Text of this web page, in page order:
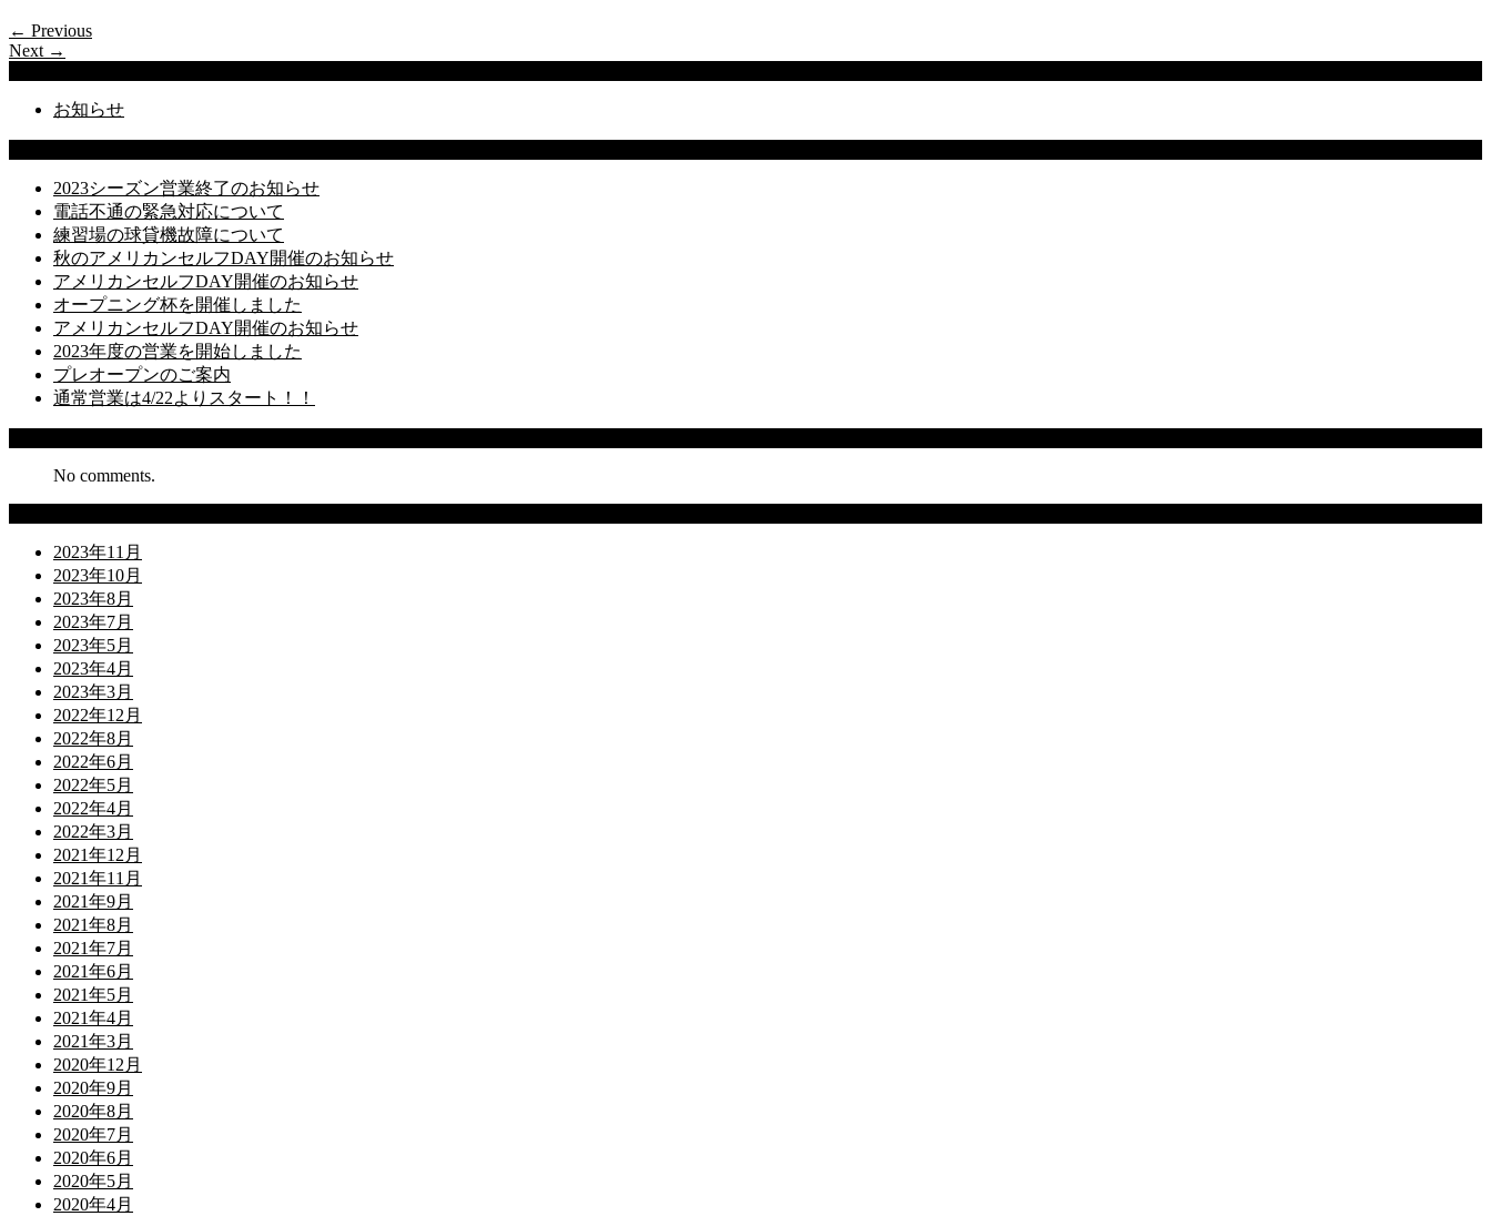
← Previous
Next →
お知らせ
2023シーズン営業終了のお知らせ
電話不通の緊急対応について
練習場の球貸機故障について
秋のアメリカンセルフDAY開催のお知らせ
アメリカンセルフDAY開催のお知らせ
オープニング杯を開催しました
アメリカンセルフDAY開催のお知らせ
2023年度の営業を開始しました
プレオープンのご案内
通常営業は4/22よりスタート！！
No comments.
2023年11月
2023年10月
2023年8月
2023年7月
2023年5月
2023年4月
2023年3月
2022年12月
2022年8月
2022年6月
2022年5月
2022年4月
2022年3月
2021年12月
2021年11月
2021年9月
2021年8月
2021年7月
2021年6月
2021年5月
2021年4月
2021年3月
2020年12月
2020年9月
2020年8月
2020年7月
2020年6月
2020年5月
2020年4月